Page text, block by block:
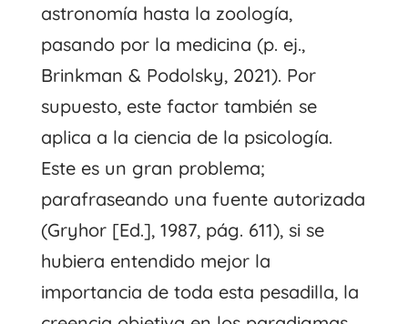
astronomía hasta la zoología,
pasando por la medicina (p. ej.,
Brinkman & Podolsky, 2021). Por
supuesto, este factor también se
aplica a la ciencia de la psicología.
Este es un gran problema;
parafraseando una fuente autorizada
(Gryhor [Ed.], 1987, pág. 611), si se
hubiera entendido mejor la
importancia de toda esta pesadilla, la